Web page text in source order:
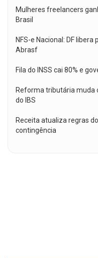
Mulheres freelancers
Brasil
NFS-e Nacional: DF
Abrasf
Fila do INSS cai 80% e
Reforma tributária muda
do IBS
Receita atualiza regras
contingência